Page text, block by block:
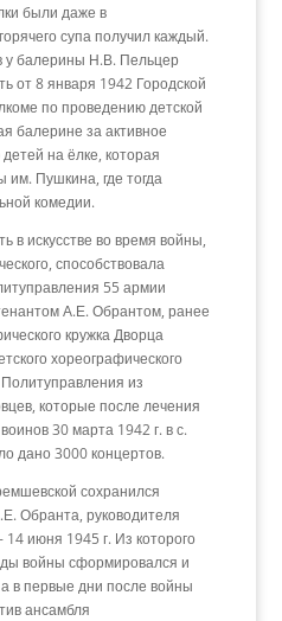
были даже в
супа получил каждый.
у балерины Н.В. Пельцер
от 8 января 1942 Городской
по проведению детской
балерине за активное
на ёлке, которая
Пушкина, где тогда
комедии.
в искусстве во время войны,
способствовала
55 армии
А.Е. Обрантом, ранее
кружка Дворца
хореографического
из
которые после лечения
30 марта 1942 г. в с.
дано 3000 концертов.
сохранился
Обранта, руководителя
14 июня 1945 г. Из которого
войны сформировался и
в первые дни после войны
ансамбля